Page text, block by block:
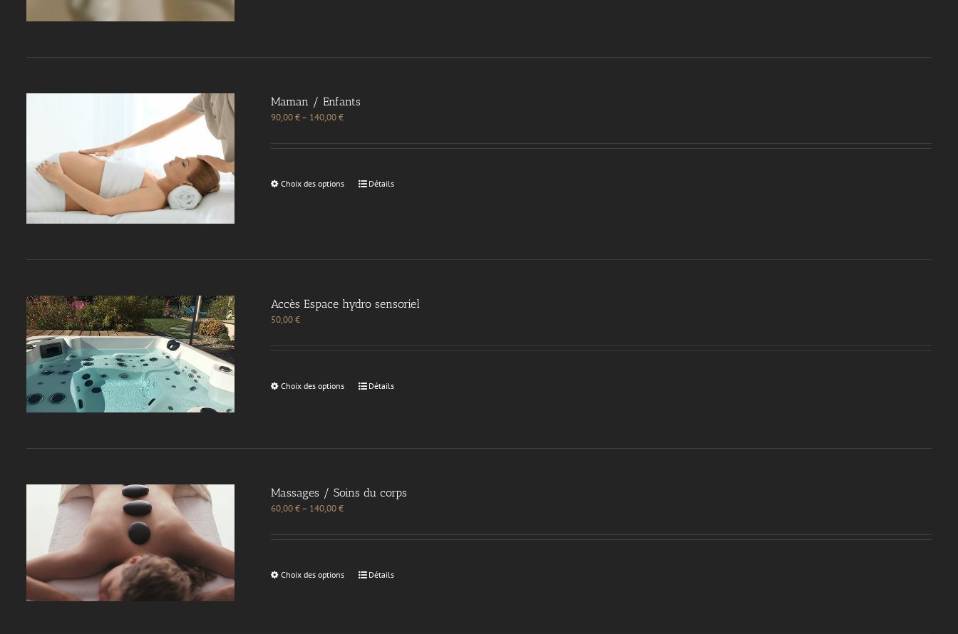
Maman / Enfants
90,00€– 140,00€
Choix des options Détails
Accès Espace hydro sensoriel
50,00€
Choix des options Détails
Massages / Soins du corps
60,00€– 140,00€
Choix des options Détails